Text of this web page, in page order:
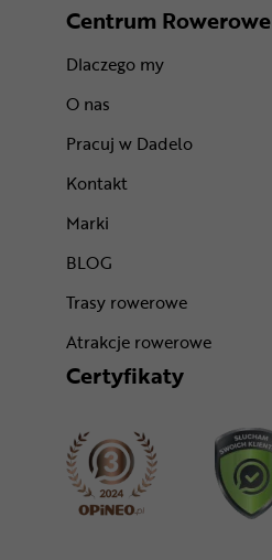
Centrum Rowerowe
Dlaczego my
O nas
Pracuj w Dadelo
Kontakt
Marki
BLOG
Trasy rowerowe
Atrakcje rowerowe
Certyfikaty